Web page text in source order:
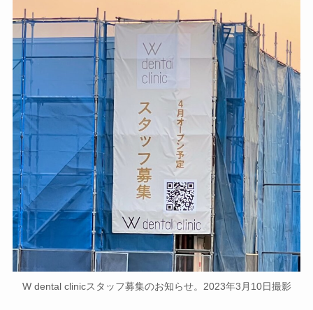
W dental clinicスタッフ募集のお知らせ。2023年3月10日撮影